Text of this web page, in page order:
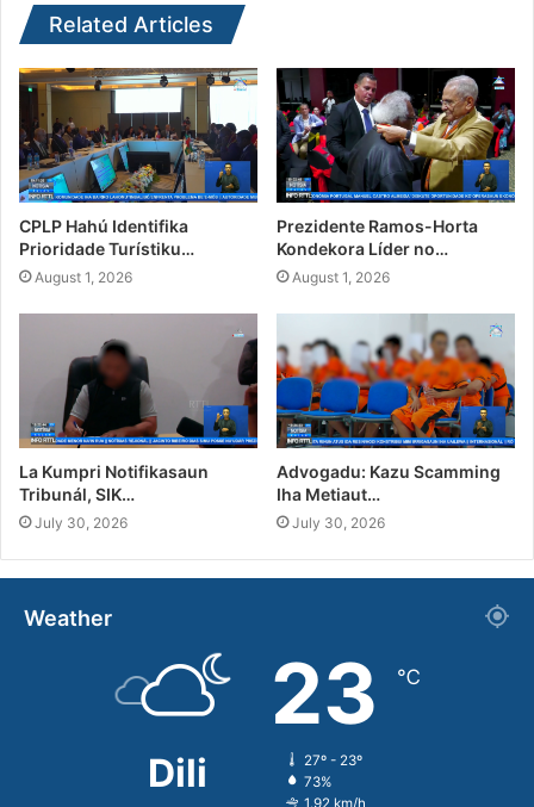
Related Articles
CPLP Hahú Identifika
Prioridade Turístiku…
August 1, 2026
Prezidente Ramos-Horta
Kondekora Líder no…
August 1, 2026
La Kumpri Notifikasaun
Tribunál, SIK…
July 30, 2026
Advogadu: Kazu Scamming
Iha Metiaut…
July 30, 2026
Weather
Dili
23 ℃
27º - 23º
73%
1.92 km/h